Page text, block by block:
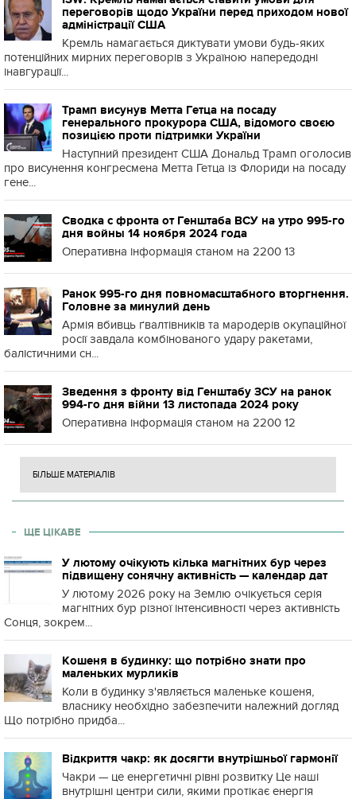
переговорів щодо України перед приходом нової
адміністрації США
Кремль намагається диктувати умови будь-яких
потенційних мирних переговорів з Україною напередодні
інавгурації...
Трамп висунув Метта Гетца на посаду
генерального прокурора США, відомого своєю
позицією проти підтримки України
Наступний президент США Дональд Трамп оголосив
про висунення конгресмена Метта Гетца із Флориди на посаду
гене...
Сводка с фронта от Генштаба ВСУ на утро 995-го
дня войны 14 ноября 2024 года
Оперативна інформація станом на 2200 13
Ранок 995-го дня повномасштабного вторгнення.
Головне за минулий день
Армія вбивць ґвалтівників та мародерів окупаційної
росії завдала комбінованого удару ракетами,
балістичними сн...
Зведення з фронту від Генштабу ЗСУ на ранок
994-го дня війни 13 листопада 2024 року
Оперативна інформація станом на 2200 12
БІЛЬШЕ МАТЕРІАЛІВ
ЩЕ ЦІКАВЕ
У лютому очікують кілька магнітних бур через
підвищену сонячну активність — календар дат
У лютому 2026 року на Землю очікується серія
магнітних бур різної інтенсивності через активність
Сонця, зокрем...
Кошеня в будинку: що потрібно знати про
маленьких мурликів
Коли в будинку з'являється маленьке кошеня,
власнику необхідно забезпечити належний догляд
Що потрібно придба...
Відкриття чакр: як досягти внутрішньої гармонії
Чакри — це енергетичні рівні розвитку Це наші
внутрішні центри сили, якими протікає енергія